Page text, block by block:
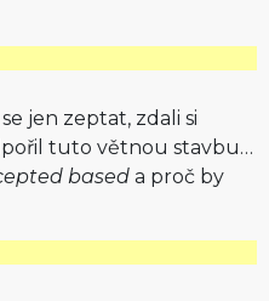
jen zeptat, zdali si
tuto větnou stavbu…
baseda proč by